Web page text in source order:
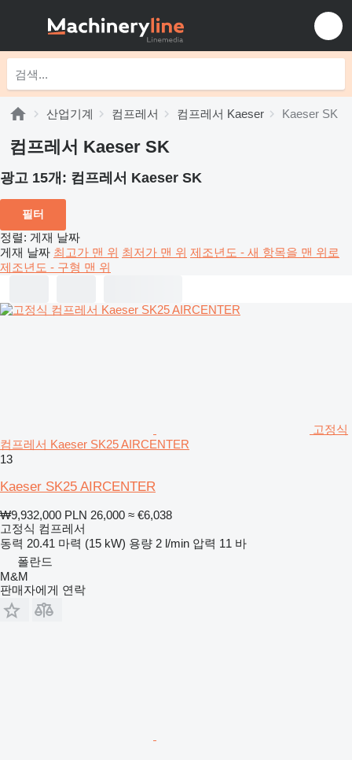
산업기계 컴프레서 컴프레서 Kaeser Kaeser SK
컴프레서 Kaeser SK
광고 15개: 컴프레서 Kaeser SK
필터
정렬: 게재 날짜
게재 날짜 최고가 맨 위 최저가 맨 위 제조년도 - 새 항목을 맨 위로
제조년도 - 구형 맨 위
고정식
컴프레서 Kaeser SK25 AIRCENTER
13
Kaeser SK25 AIRCENTER
₩9,932,000 PLN 26,000 ≈ €6,038
고정식 컴프레서
동력 20.41 마력 (15 kW) 용량 2 l/min 압력 11 바
폴란드
M&M
판매자에게 연락